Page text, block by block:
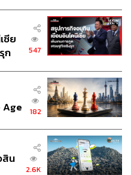
กระทบที่ชัดเจนเกิดขึ้นทันที
พุ่งขึ้นกว่า 20% พร้อมหุ้น
ซีย
ก
547
182
สิน
2.6K